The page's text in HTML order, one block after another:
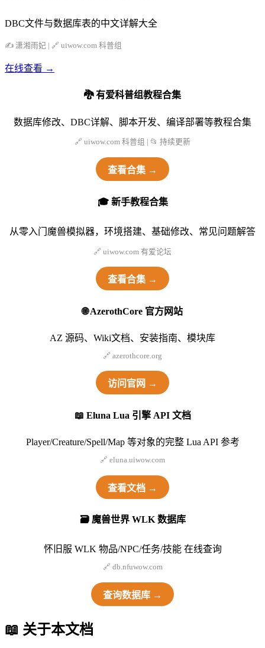
DBC文件与数据库表的中文详解大全
✍️ 潇湘雨妃 | 🔗 uiwow.com 科普组
在线查看 →
🐉 有爱科普组教程合集
数据库修改、DBC详解、脚本开发、编译部署等教程合集
🔗 uiwow.com 科普组 | 📂 持续更新
查看合集 →
🎓 新手教程合集
从零入门魔兽模拟器，环境搭建、基础修改、常见问题解答
🔗 uiwow.com 有爱论坛
查看合集 →
🌐 AzerothCore 官方网站
AZ 源码、Wiki文档、安装指南、模块库
🔗 azerothcore.org
访问官网 →
📖 Eluna Lua 引擎 API 文档
Player/Creature/Spell/Map 等对象的完整 Lua API 参考
🔗 eluna.uiwow.com
查看文档 →
🗃️ 魔兽世界 WLK 数据库
怀旧服 WLK 物品/NPC/任务/技能 在线查询
🔗 db.nfuwow.com
查询数据库 →
📖 关于本文档